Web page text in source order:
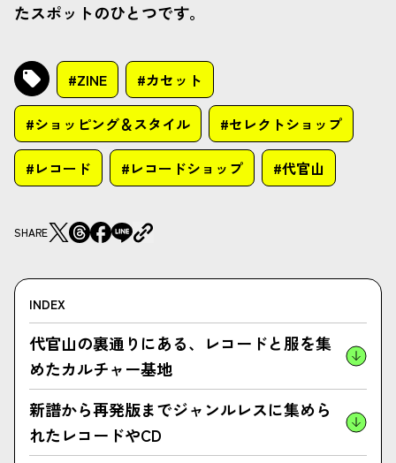
たスポットのひとつです。
#ZINE #カセット
#ショッピング＆スタイル #セレクトショップ
#レコード #レコードショップ #代官山
SHARE
INDEX
代官山の裏通りにある、レコードと服を集
めたカルチャー基地
新譜から再発版までジャンルレスに集めら
れたレコードやCD